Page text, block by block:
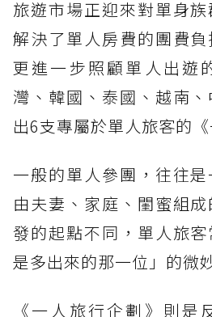
旅遊市場正迎來對單身族
解決了單人房費的團費負
更進一步照顧單人出遊
灣、韓國、泰國、越南
出6支專屬於單人旅客的
一般的單人參團，往往
由夫妻、家庭、閨蜜組
發的起點不同，單人旅
是多出來的那一位」的微
《一人旅行企劃》則是